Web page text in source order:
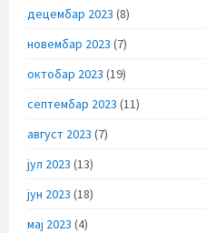
децембар 2023 (8)
новембар 2023 (7)
октобар 2023 (19)
септембар 2023 (11)
август 2023 (7)
јул 2023 (13)
јун 2023 (18)
мај 2023 (4)